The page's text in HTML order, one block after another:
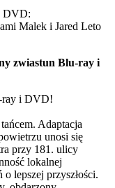
DVD:
Malek i Jared Leto
zwiastun Blu-ray i
ray i DVD!
Adaptacja
unosi się
przy 181. ulicy
lokalnej
o lepszej przyszłości.